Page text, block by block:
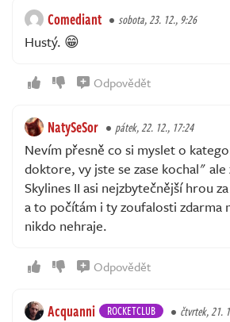
Comediant sobota, 23. 12., 9:26
Hustý. 😁
Odpovědět
NatySeSor pátek, 22. 12., 17:24
Nevím přesně co si myslet o
doktore, vy jste se zase kochal" ale
Skylines II asi nejzbytečnější hrou
a to počítám i ty zoufalosti zdarma
nikdo nehraje.
Odpovědět
Acquanni ROCKETCLUB čtvrtek, 21.